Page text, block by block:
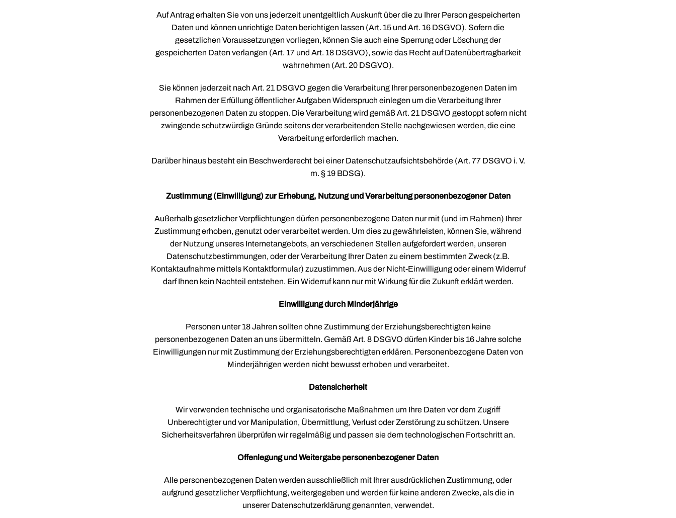
Auf Antrag erhalten Sie von uns jederzeit unentgeltlich Auskunft über die zu Ihrer Person gespeicherten
Daten und können unrichtige Daten berichtigen lassen (Art. 15 und Art. 16 DSGVO). Sofern die
gesetzlichen Voraussetzungen vorliegen, können Sie auch eine Sperrung oder Löschung der
gespeicherten Daten verlangen (Art. 17 und Art. 18 DSGVO), sowie das Recht auf Datenübertragbarkeit
wahrnehmen (Art. 20 DSGVO).
Sie können jederzeit nach Art. 21 DSGVO gegen die Verarbeitung Ihrer personenbezogenen Daten im
Rahmen der Erfüllung öffentlicher Aufgaben Widerspruch einlegen um die Verarbeitung Ihrer
personenbezogenen Daten zu stoppen. Die Verarbeitung wird gemäß Art. 21 DSGVO gestoppt sofern nicht
zwingende schutzwürdige Gründe seitens der verarbeitenden Stelle nachgewiesen werden, die eine
Verarbeitung erforderlich machen.
Darüber hinaus besteht ein Beschwerderecht bei einer Datenschutzaufsichtsbehörde (Art. 77 DSGVO i. V.
m. § 19 BDSG).
Zustimmung (Einwilligung) zur Erhebung, Nutzung und Verarbeitung personenbezogener Daten
Außerhalb gesetzlicher Verpflichtungen dürfen personenbezogene Daten nur mit (und im Rahmen) Ihrer
Zustimmung erhoben, genutzt oder verarbeitet werden. Um dies zu gewährleisten, können Sie, während
der Nutzung unseres Internetangebots, an verschiedenen Stellen aufgefordert werden, unseren
Datenschutzbestimmungen, oder der Verarbeitung Ihrer Daten zu einem bestimmten Zweck (z.B.
Kontaktaufnahme mittels Kontaktformular) zuzustimmen. Aus der Nicht-Einwilligung oder einem Widerruf
darf Ihnen kein Nachteil entstehen. Ein Widerruf kann nur mit Wirkung für die Zukunft erklärt werden.
Einwilligung durch Minderjährige
Personen unter 18 Jahren sollten ohne Zustimmung der Erziehungsberechtigten keine
personenbezogenen Daten an uns übermitteln. Gemäß Art. 8 DSGVO dürfen Kinder bis 16 Jahre solche
Einwilligungen nur mit Zustimmung der Erziehungsberechtigten erklären. Personenbezogene Daten von
Minderjährigen werden nicht bewusst erhoben und verarbeitet.
Datensicherheit
Wir verwenden technische und organisatorische Maßnahmen um Ihre Daten vor dem Zugriff
Unberechtigter und vor Manipulation, Übermittlung, Verlust oder Zerstörung zu schützen. Unsere
Sicherheitsverfahren überprüfen wir regelmäßig und passen sie dem technologischen Fortschritt an.
Offenlegung und Weitergabe personenbezogener Daten
Alle personenbezogenen Daten werden ausschließlich mit Ihrer ausdrücklichen Zustimmung, oder
aufgrund gesetzlicher Verpflichtung, weitergegeben und werden für keine anderen Zwecke, als die in
unserer Datenschutzerklärung genannten, verwendet.